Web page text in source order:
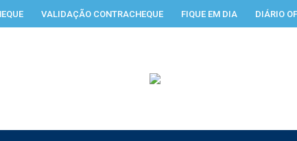
VALIDAÇÃO CONTRACHEQUE FIQUE EM DIA DIÁRIO